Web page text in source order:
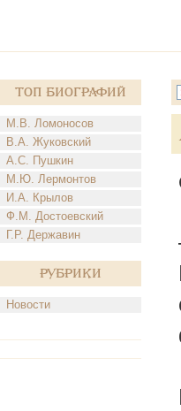
Топ Биографий
М.В. Ломоносов
В.А. Жуковский
А.С. Пушкин
М.Ю. Лермонтов
И.А. Крылов
Ф.М. Достоевский
Г.Р. Державин
Рубрики
Новости